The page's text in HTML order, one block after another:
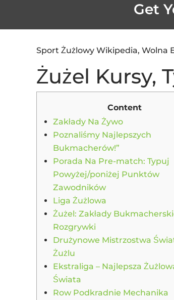
Get
Sport Żużlowy Wikipedia, Wolna
Żużel Kursy,
Content
Zakłady Na Żywo
Poznaliśmy Najlepszych
Bukmacherów!”
Porada Na Pre-match: Typuj
Powyżej/poniżej Punktów
Zawodników
Liga Żużlowa
Żużel: Zakłady
Rozgrywki
Drużynowe Mistrzostwa
Żużlu
Ekstraliga – Najlepsza
Świata
Row Podkradnie Mechanika